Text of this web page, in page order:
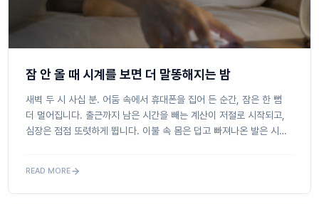
잠 안 올 때 시계를 보면 더 말똥해지는 밤
새벽 두 시 사십 분. 어둠 속에서 휴대폰을 집어 든 순간, 잠은 한 뼘
더 멀어집니다. 출근까지 남은 시간을 빼는 계산이 저절로 시작되고,
심장은 점점 또렷하게 뜁니다. 이불 속 몸은 덥고 빠져나온 발은 시린
READ MORE